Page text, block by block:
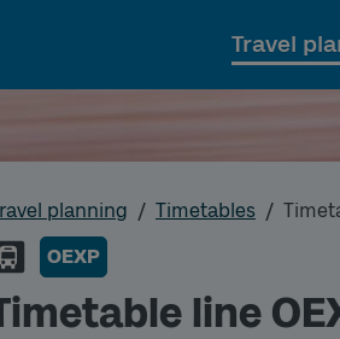
Travel
planning Timetables
OEXP
line